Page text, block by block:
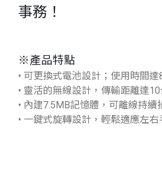
事務！
※產品特點
• 可更換式電池設計；使用時間
• 靈活的無線設計，傳輸距離達10
• 內建7.5MB記憶體，可離線持續
• 一鍵式旋轉設計，輕鬆適應左右